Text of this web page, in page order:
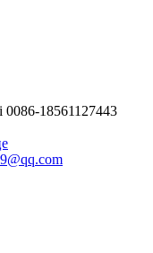
0086-18561127443